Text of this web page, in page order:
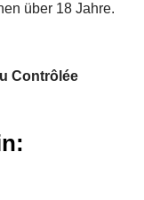
über 18 Jahre.
Contrôlée